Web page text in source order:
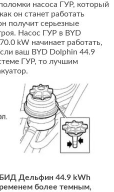
насоса ГУР, который
он станет работать
получит серьезные
Насос ГУР в BYD
kW начинает работать,
ваш BYD Dolphin 44.9
ГУР, то лучшим
БИД Дельфин 44.9 kWh
более темным,